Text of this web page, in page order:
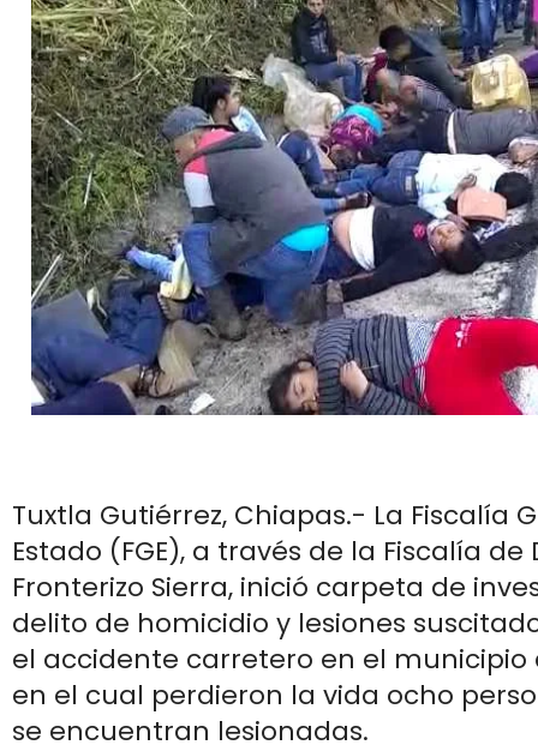
Tuxtla Gutiérrez, Chiapas.- La Fiscalía
Estado (FGE), a través de la Fiscalía de
Fronterizo Sierra, inició carpeta de
delito de homicidio y lesiones
el accidente carretero en el municipio
en el cual perdieron la vida ocho
se encuentran lesionadas.